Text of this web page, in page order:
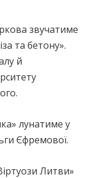
звучатиме
та бетону».
й
лунатиме у
Єфремової.
Литви»